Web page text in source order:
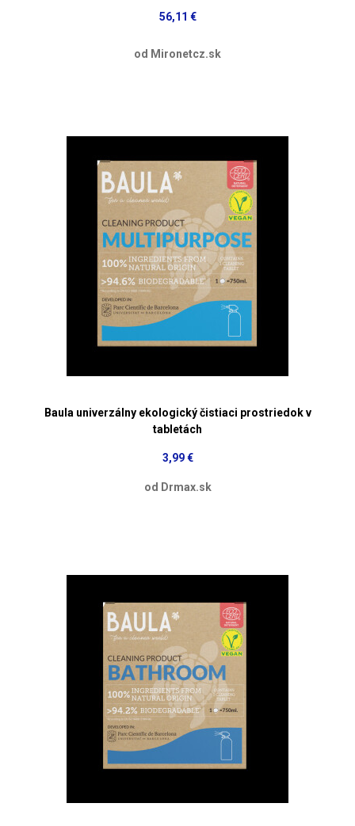
56,11 €
od Mironetcz.sk
Baula univerzálny ekologický čistiaci prostriedok v
tabletách
3,99 €
od Drmax.sk